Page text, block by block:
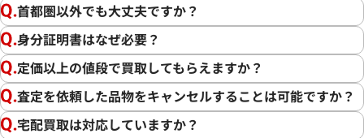
首都圏以外でも大丈夫ですか？
身分証明書はなぜ必要？
定価以上の値段で買取してもらえますか？
査定を依頼した品物をキャンセルすることは可能ですか？
宅配買取は対応していますか？